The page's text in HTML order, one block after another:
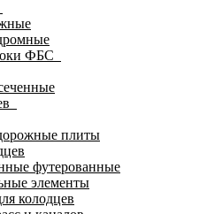
ФБС
плиты
футерованные
элементы
колодцев